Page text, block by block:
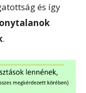
és így
.